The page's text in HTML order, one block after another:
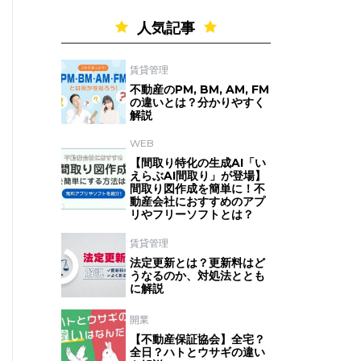
人気記事
賃貸管理
不動産のPM, BM, AM, FM
の違いとは？分かりやすく
解説
WEB
【間取り特化の生成AI「い
えらぶAI間取り」が登場】
間取り図作成を簡単に！不
動産会社におすすめのアプ
リやフリーソフトとは？
賃貸管理
法定更新とは？更新料はど
うなるのか、対処法ととも
に解説
開業
【不動産保証協会】全宅？
全日？ハトとウサギの違い